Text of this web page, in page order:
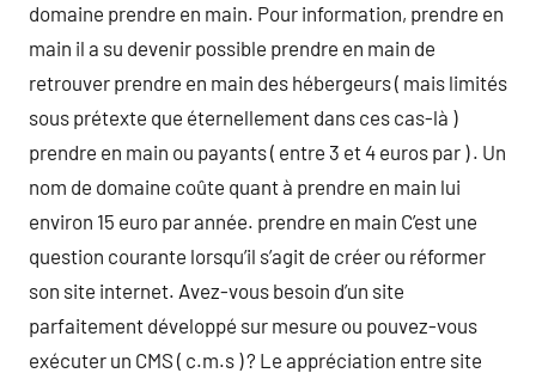
domaine prendre en main. Pour information, prendre en
main il a su devenir possible prendre en main de
retrouver prendre en main des hébergeurs ( mais limités
sous prétexte que éternellement dans ces cas-là )
prendre en main ou payants ( entre 3 et 4 euros par ) . Un
nom de domaine coûte quant à prendre en main lui
environ 15 euro par année. prendre en main C’est une
question courante lorsqu’il s’agit de créer ou réformer
son site internet. Avez-vous besoin d’un site
parfaitement développé sur mesure ou pouvez-vous
exécuter un CMS ( c.m.s ) ? Le appréciation entre site